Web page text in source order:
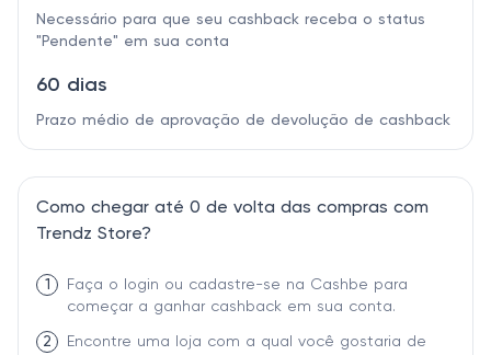
Necessário para que seu cashback receba o status
"Pendente" em sua conta
60 dias
Prazo médio de aprovação de devolução de cashback
Como chegar até 0 de volta das compras com
Trendz Store?
1
Faça o login ou cadastre-se na Cashbe para
começar a ganhar cashback em sua conta.
2
Encontre uma loja com a qual você gostaria de